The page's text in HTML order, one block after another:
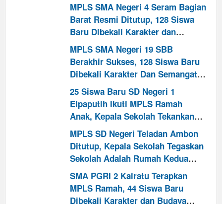
MPLS SMA Negeri 4 Seram Bagian
Barat Resmi Ditutup, 128 Siswa
Baru Dibekali Karakter dan
Semangat Berprestasi
MPLS SMA Negeri 19 SBB
Berakhir Sukses, 128 Siswa Baru
Dibekali Karakter Dan Semangat
Raih Generasi Emas
25 Siswa Baru SD Negeri 1
Elpaputih Ikuti MPLS Ramah
Anak, Kepala Sekolah Tekankan
Pembentukan Karakter
MPLS SD Negeri Teladan Ambon
Ditutup, Kepala Sekolah Tegaskan
Sekolah Adalah Rumah Kedua
Bagi Siswa
SMA PGRI 2 Kairatu Terapkan
MPLS Ramah, 44 Siswa Baru
Dibekali Karakter dan Budaya